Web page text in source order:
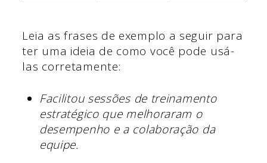
Leia as frases de exemplo a seguir para
ter uma ideia de como você pode usá-
las corretamente:
Facilitou sessões de treinamento
estratégico que melhoraram o
desempenho e a colaboração da
equipe.